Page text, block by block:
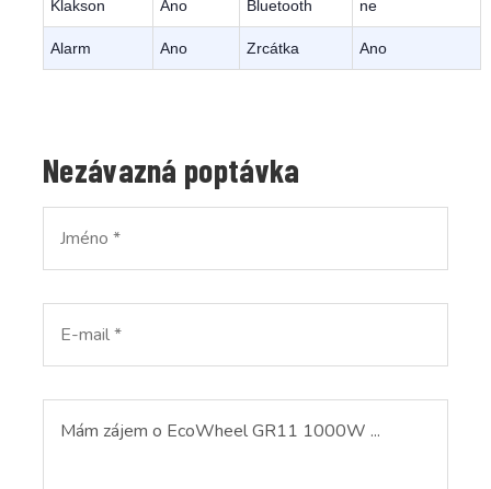
Klakson Ano Bluetooth ne
Alarm Ano Zrcátka Ano
Nezávazná poptávka